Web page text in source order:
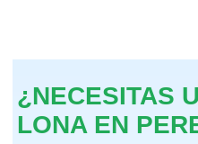
¿NECESITAS
LONA EN